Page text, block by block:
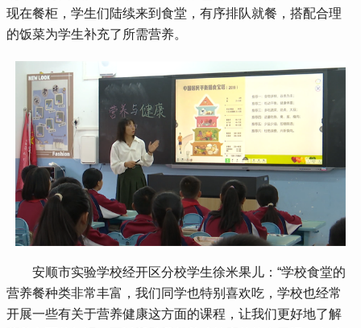
现在餐柜，学生们陆续来到食堂，有序排队就餐，搭配合理
的饭菜为学生补充了所需营养。
安顺市实验学校经开区分校学生徐米果儿：“学校食堂的
营养餐种类非常丰富，我们同学也特别喜欢吃，学校也经常
开展一些有关于营养健康这方面的课程，让我们更好地了解